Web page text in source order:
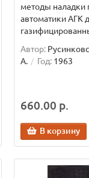
методы наладки
автоматики АГК
Автор:
А.
Год: 1963
660.00 р.
В корзину